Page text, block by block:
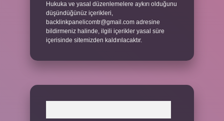
Hukuka ve yasal düzenlemelere aykırı olduğunu
düşündüğünüz içerikleri,
backlinkpanelicomtr@gmail.com adresine
bildirmeniz halinde, ilgili içerikler yasal süre
içerisinde sitemizden kaldırılacaktır.